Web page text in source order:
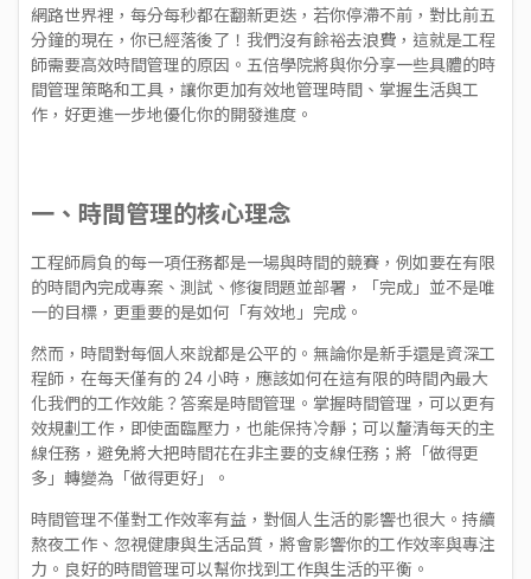
網路世界裡，每分每秒都在翻新更迭，若你停滯不前，對比前五
分鐘的現在，你已經落後了！我們沒有餘裕去浪費，這就是工程
師需要高效時間管理的原因。五倍學院將與你分享一些具體的時
間管理策略和工具，讓你更加有效地管理時間、掌握生活與工
作，好更進一步地優化你的開發進度。
一、時間管理的核心理念
工程師肩負的每一項任務都是一場與時間的競賽，例如要在有限
的時間內完成專案、測試、修復問題並部署，「完成」並不是唯
一的目標，更重要的是如何「有效地」完成。
然而，時間對每個人來說都是公平的。無論你是新手還是資深工
程師，在每天僅有的 24 小時，應該如何在這有限的時間內最大
化我們的工作效能？答案是時間管理。掌握時間管理，可以更有
效規劃工作，即使面臨壓力，也能保持冷靜；可以釐清每天的主
線任務，避免將大把時間花在非主要的支線任務；將「做得更
多」轉變為「做得更好」。
時間管理不僅對工作效率有益，對個人生活的影響也很大。持續
熬夜工作、忽視健康與生活品質，將會影響你的工作效率與專注
力。良好的時間管理可以幫你找到工作與生活的平衡。